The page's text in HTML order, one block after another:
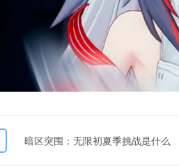
暗区突围：无限初夏季挑战是什么